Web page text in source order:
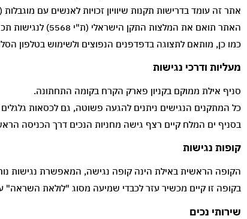
אתר זה עומד בדרישות תקנות שיוויון זכויות לאנשים עם מוגבלות
האתר תואם את המלצות התקן הישראלי (ת"י 5568) לנגישות תכנים באינטרנט ברמת AA ואת המלצות מסמך WCAG2.0 מאת ארגון W3C.
כמו כן, מותאם לתצוגה בדפדפנים הנפוצים ולשימוש בטלפון
מעליות ודרכי נגישות
סניף אילת ממוקם בקניון פארק הקרח בקומה התחתונה.
כל המתקנים הנגישים ניתנים להגעה פשוטה, גם לכסאות
בסניף ים המלח קיים רצף גישה מחניות הנכים דרך הכניסה
קופות נגישות
הקופה הראשית באילת הינה קופה נגישה, המאפשרת נגישות
בקופה זו קיים מכשיר עזר לכבדי שמיעה מסוג "לולאת
שירותי נכים